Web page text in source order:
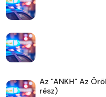
Az "ANKH" Az
rész)